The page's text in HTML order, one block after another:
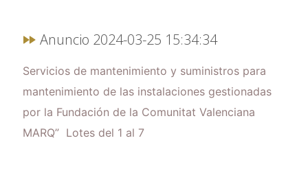
Anuncio 2024-03-25 15:34:34
Servicios de mantenimiento y suministros para
mantenimiento de las instalaciones gestionadas
por la Fundación de la Comunitat Valenciana
MARQ” Lotes del 1 al 7